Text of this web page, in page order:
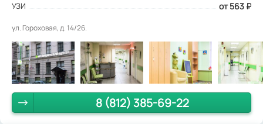
УЗИ от 563 ₽
ул. Гороховая, д. 14/26.
8 (812) 385-69-22